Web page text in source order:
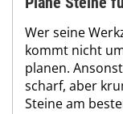
Wer seine
kommt nicht
planen.
scharf, aber
Steine am